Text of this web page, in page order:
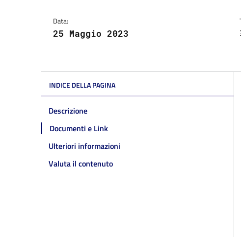
Data:
25 Maggio 2023
INDICE DELLA PAGINA
Descrizione
Documenti e Link
Ulteriori informazioni
Valuta il contenuto